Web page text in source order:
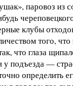
паровоз из
клубы
того,
что глаза
у подъезда —
определить